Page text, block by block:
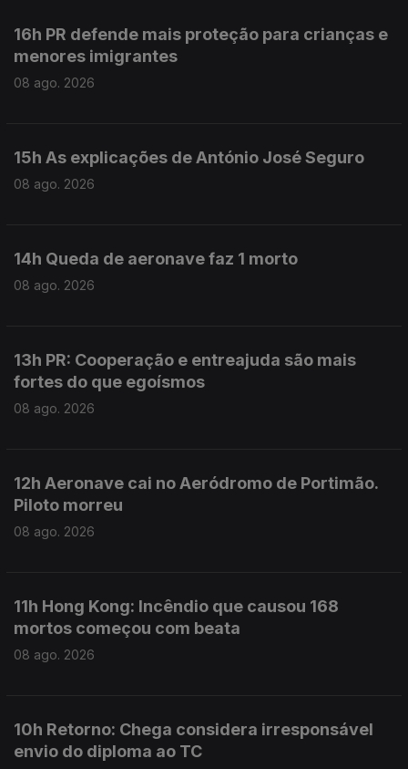
16h PR defende mais proteção para crianças e
menores imigrantes
08 ago. 2026
15h As explicações de António José Seguro
08 ago. 2026
14h Queda de aeronave faz 1 morto
08 ago. 2026
13h PR: Cooperação e entreajuda são mais
fortes do que egoísmos
08 ago. 2026
12h Aeronave cai no Aeródromo de Portimão.
Piloto morreu
08 ago. 2026
11h Hong Kong: Incêndio que causou 168
mortos começou com beata
08 ago. 2026
10h Retorno: Chega considera irresponsável
envio do diploma ao TC